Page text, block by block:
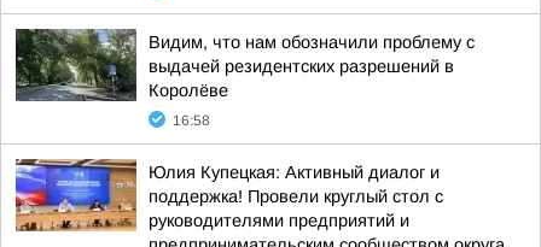
Видим, что нам обозначили проблему с
выдачей резидентских разрешений в
Королёве
16:58
Юлия Купецкая: Активный диалог и
поддержка! Провели круглый стол с
руководителями предприятий и